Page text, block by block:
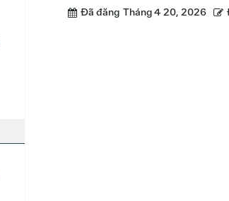
Đã đăng Tháng 4 20, 2026